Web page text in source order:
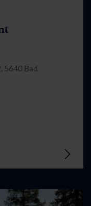
5640 Bad